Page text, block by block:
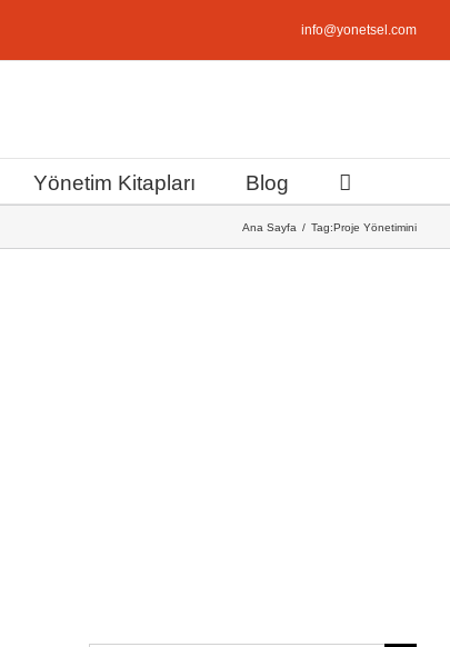
info@yonetsel.com
Yönetim Kitapları Blog
Ana Sayfa Tag:Proje Yönetimini